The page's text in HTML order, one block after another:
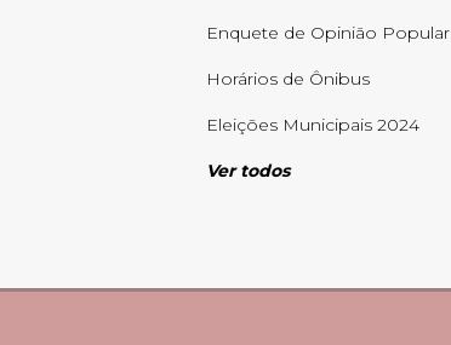
Enquete de Opinião Popular
Horários de Ônibus
Eleições Municipais 2024
Ver todos